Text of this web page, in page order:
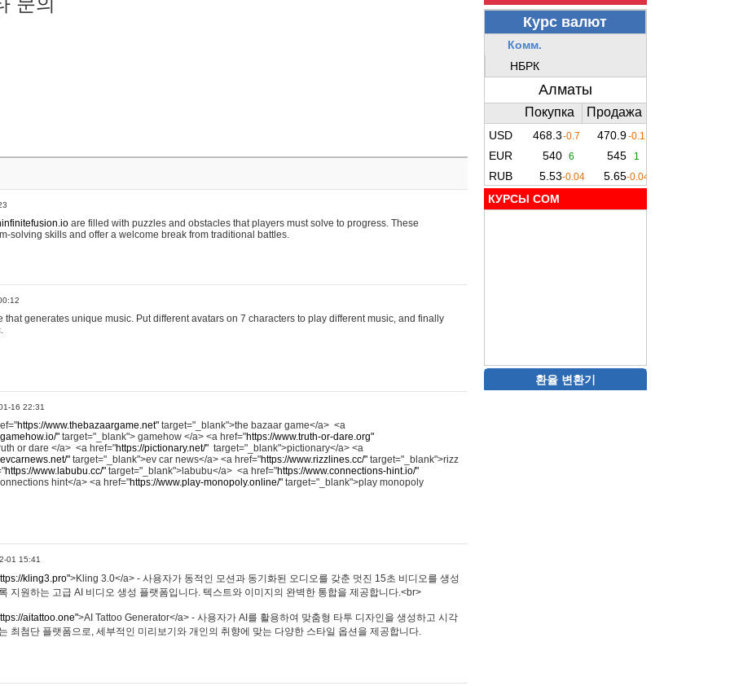
are filled with puzzles and obstacles that players must solve to progress. These
solving skills and offer a welcome break from traditional battles.
that generates unique music. Put different avatars on 7 characters to play different music, and finally
16 22:31
https://www.thebazaargame.net" target="_blank">the bazaar game</a> <a
" target="_blank"> gamehow </a> <a href="https://www.truth-or-dare.org"
or dare </a> <a href="https://pictionary.net/" target="_blank">pictionary</a> <a
" target="_blank">ev car news</a> <a href="https://www.rizzlines.cc/" target="_blank">rizz
https://www.labubu.cc/" target="_blank">labubu</a> <a href="https://www.connections-hint.io/"
hint</a> <a href="https://www.play-monopoly.online/" target="_blank">play monopoly
01 15:41
kling3.pro">Kling 3.0</a> - 사용자가 동적인 모션과 동기화된 오디오를 갖춘 멋진 15초 비디오를 생성
지원하는 고급 AI 비디오 생성 플랫폼입니다. 텍스트와 이미지의 완벽한 통합을 제공합니다.<br>
aitattoo.one">AI Tattoo Generator</a> - 사용자가 AI를 활용하여 맞춤형 타투 디자인을 생성하고 시각
최첨단 플랫폼으로, 세부적인 미리보기와 개인의 취향에 맞는 다양한 스타일 옵션을 제공합니다.
КУРСЫ COM
환율 변환기